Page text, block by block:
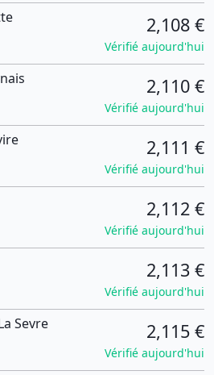
2,108 €
Vérifié aujourd'hui
2,110 €
Vérifié aujourd'hui
2,111 €
Vérifié aujourd'hui
2,112 €
Vérifié aujourd'hui
2,113 €
Vérifié aujourd'hui
Sevre 2,115 €
Vérifié aujourd'hui